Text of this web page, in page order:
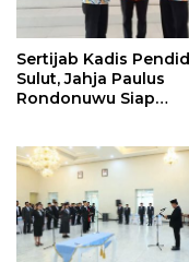
Sertijab Kadis
Sulut, Jahja Paulus
Rondonuwu Siap